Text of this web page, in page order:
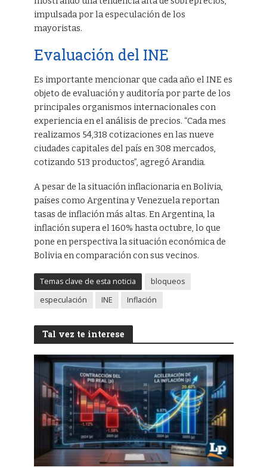
impulsada por la especulación de los
mayoristas.
Evaluación del INE
Es importante mencionar que cada año el INE es
objeto de evaluación y auditoría por parte de los
principales organismos internacionales con
experiencia en el análisis de precios. “Cada mes
realizamos 54,318 cotizaciones en las nueve
ciudades capitales del país en 308 mercados,
cotizando 513 productos”, agregó Arandia.
A pesar de la situación inflacionaria en Bolivia,
países como Argentina y Venezuela reportan
tasas de inflación más altas. En Argentina, la
inflación supera el 160% hasta octubre, lo que
pone en perspectiva la situación económica de
Bolivia en comparación con sus vecinos.
Temas clave de esta noticia
bloqueos
especulación
INE Inflación
Tal vez te interese